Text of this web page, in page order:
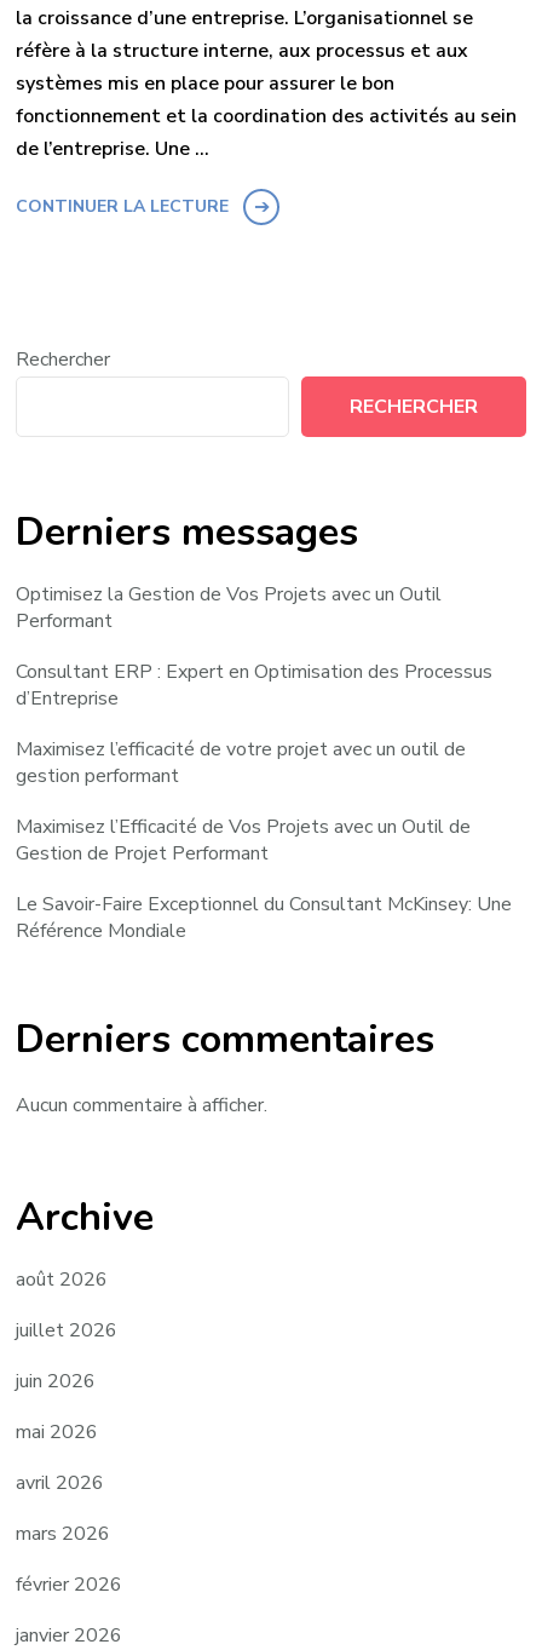
la croissance d’une entreprise. L’organisationnel se
réfère à la structure interne, aux processus et aux
systèmes mis en place pour assurer le bon
fonctionnement et la coordination des activités au sein
de l’entreprise. Une …
CONTINUER LA LECTURE
Rechercher
RECHERCHER
Derniers messages
Optimisez la Gestion de Vos Projets avec un Outil
Performant
Consultant ERP : Expert en Optimisation des Processus
d’Entreprise
Maximisez l’efficacité de votre projet avec un outil de
gestion performant
Maximisez l’Efficacité de Vos Projets avec un Outil de
Gestion de Projet Performant
Le Savoir-Faire Exceptionnel du Consultant McKinsey: Une
Référence Mondiale
Derniers commentaires
Aucun commentaire à afficher.
Archive
août 2026
juillet 2026
juin 2026
mai 2026
avril 2026
mars 2026
février 2026
janvier 2026